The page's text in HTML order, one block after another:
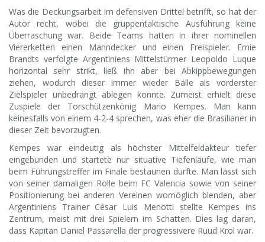
Was die Deckungsarbeit im defensiven Drittel betrifft, so hat der
Autor recht, wobei die gruppentaktische Ausführung keine
Überraschung war. Beide Teams hatten in ihrer nominellen
Viererketten einen Manndecker und einen Freispieler. Ernie
Brandts verfolgte Argentiniens Mittelstürmer Leopoldo Luque
horizontal sehr strikt, ließ ihn aber bei Abkippbewegungen
ziehen, wodurch dieser immer wieder Bälle als vorderster
Zielspieler unbedrängt ablegen konnte. Zumeist erhielt diese
Zuspiele der Torschützenkönig Mario Kempes. Man kann
keinesfalls von einem 4-2-4 sprechen, was eher die Brasilianer in
dieser Zeit bevorzugten.
Kempes war eindeutig als höchster Mittelfeldakteur tiefer
eingebunden und startete nur situative Tiefenläufe, wie man
beim Führungstreffer im Finale bestaunen durfte. Man lässt sich
von seiner damaligen Rolle beim FC Valencia sowie von seiner
Positionierung bei anderen Vereinen womöglich blenden, aber
Argentiniens Trainer César Luis Menotti stellte Kempes ins
Zentrum, meist mit drei Spielern im Schatten. Dies lag daran,
dass Kapitän Daniel Passarella der progressivere Ruud Krol war.